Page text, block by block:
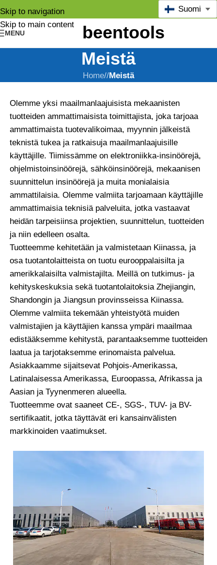
Skip to navigation
Skip to main content
MENU
Suomi
Meistä
Home/ Meistä
Olemme yksi maailmanlaajuisista mekaanisten
tuotteiden ammattimaisista toimittajista, joka tarjoaa
ammattimaista tuotevalikoimaa, myynnin jälkeistä
teknistä tukea ja ratkaisuja maailmanlaajuisille
käyttäjille. Tiimissämme on elektroniikka-insinöörejä,
ohjelmistoinsinöörejä, sähköinsinöörejä, mekaanisen
suunnittelun insinöörejä ja muita monialaisia
ammattilaisia. Olemme valmiita tarjoamaan käyttäjille
ammattimaisia teknisiä palveluita, jotka vastaavat
heidän tarpeisiinsa projektien, suunnittelun, tuotteiden
ja niin edelleen osalta.
Tuotteemme kehitetään ja valmistetaan Kiinassa, ja
osa tuotantolaitteista on tuotu eurooppalaisilta ja
amerikkalaisilta valmistajilta. Meillä on tutkimus- ja
kehityskeskuksia sekä tuotantolaitoksia Zhejiangin,
Shandongin ja Jiangsun provinsseissa Kiinassa.
Olemme valmiita tekemään yhteistyötä muiden
valmistajien ja käyttäjien kanssa ympäri maailmaa
edistääksemme kehitystä, parantaaksemme tuotteiden
laatua ja tarjotaksemme erinomaista palvelua.
Asiakkaamme sijaitsevat Pohjois-Amerikassa,
Latinalaisessa Amerikassa, Euroopassa, Afrikassa ja
Aasian ja Tyynenmeren alueella.
Tuotteemme ovat saaneet CE-, SGS-, TUV- ja BV-
sertifikaatit, jotka täyttävät eri kansainvälisten
markkinoiden vaatimukset.